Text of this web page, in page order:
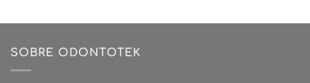
SOBRE ODONTOTEK